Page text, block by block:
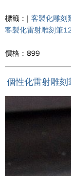
標籤 : | 客製化雕刻
客製化雷射雕刻筆
價格 : 899
個性化雷射雕